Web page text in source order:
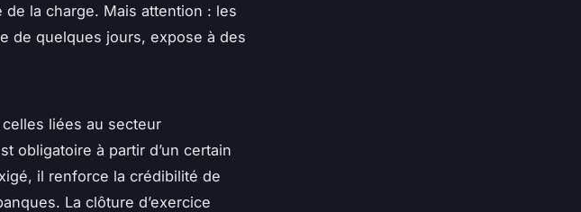
la charge. Mais attention : les
de quelques jours, expose à des
liées au secteur
obligatoire à partir d’un certain
il renforce la crédibilité de
La clôture d’exercice